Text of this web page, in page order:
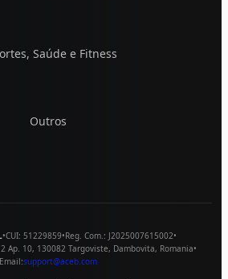
Saúde e Fitness
Outros
•CUI: 51229859•Reg. Com.: J2025007615002•
Ap. 10, 130082 Targoviste, Dambovita, Romania•
Email:support@aceb.com